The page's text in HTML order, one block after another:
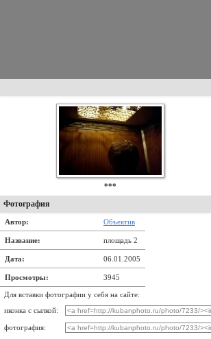
***
Фотография
Автор: Объектив
Название: площадь 2
Дата: 06.01.2005
Просмотры: 3945
Для вставки фотографии у себя на сайте:
иконка с сылкой:
фотография: